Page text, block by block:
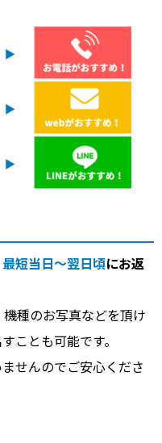
最短当日～翌日頃にお返
種のお写真などを頂け
ことも可能です。
せんのでご安心くださ